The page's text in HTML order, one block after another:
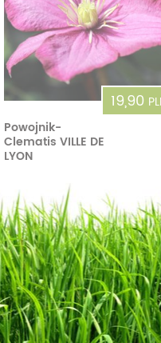
19,90
Powojnik-
Clematis VILLE DE
LYON